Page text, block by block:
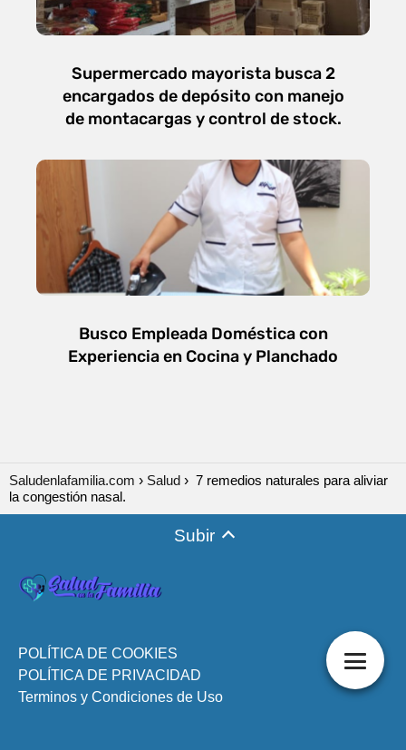
Supermercado mayorista busca 2
encargados de depósito con manejo
de montacargas y control de stock.
Busco Empleada Doméstica con
Experiencia en Cocina y Planchado
Saludenlafamilia.com Salud
7 remedios naturales para aliviar
la congestión nasal.
Subir
POLÍTICA DE COOKIES
POLÍTICA DE PRIVACIDAD
Terminos y Condiciones de Uso